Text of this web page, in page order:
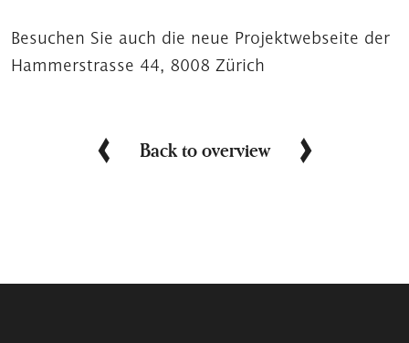
Besuchen Sie auch die neue Projektwebseite der
Hammerstrasse 44, 8008 Zürich
Back to overview